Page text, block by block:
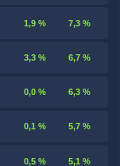
1,9 % 7,3 %
3,3 % 6,7 %
0,0 % 6,3 %
0,1 % 5,7 %
0,5 % 5,1 %